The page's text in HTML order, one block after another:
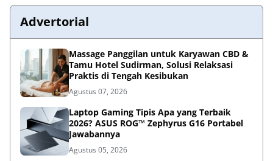
Advertorial
Massage Panggilan untuk Karyawan CBD &
Tamu Hotel Sudirman, Solusi Relaksasi
Praktis di Tengah Kesibukan
Agustus 07, 2026
Laptop Gaming Tipis Apa yang Terbaik
2026? ASUS ROG™ Zephyrus G16 Portabel
Jawabannya
Agustus 05, 2026